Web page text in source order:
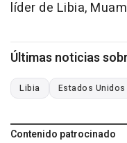
líder de Libia,
Últimas noticias
Libia Estados Unidos
Contenido patrocinado